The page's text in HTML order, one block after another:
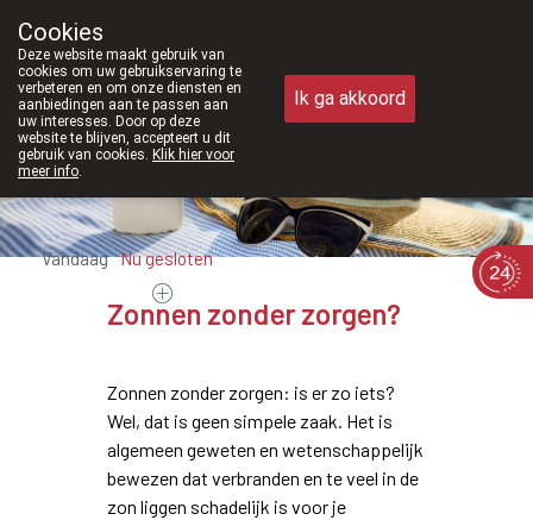
011/610300
Vandaag Nugesloten
Zonnen zonder zorgen?
Zonnen zonder zorgen: is er zo iets?
Wel, dat is geen simpele zaak. Het is
algemeen geweten en wetenschappelijk
bewezen dat verbranden en te veel in de
zon liggen schadelijk is voor je
Cookies
Deze website maakt gebruik van
cookies om uw gebruikservaring te
verbeteren en om onze diensten en
aanbiedingen aan te passen aan
uw interesses. Door op deze
website te blijven, accepteert u dit
gebruik van cookies. Klik hier voor
meer info.
Ik ga akkoord